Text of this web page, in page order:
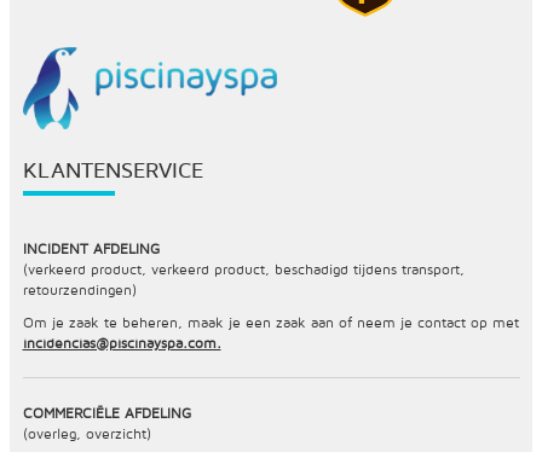
KLANTENSERVICE
INCIDENT AFDELING
(verkeerd product, verkeerd product, beschadigd tijdens transport,
retourzendingen)
Om je zaak te beheren, maak je een zaak aan of neem je contact op met
incidencias@piscinayspa.com.
COMMERCIËLE AFDELING
(overleg, overzicht)